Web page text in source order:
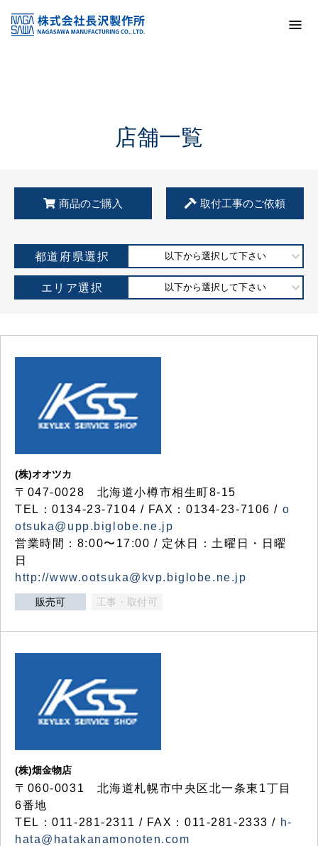
KSS加盟店・取扱店情報
店舗一覧
店舗一覧
商品のご購入 取付工事のご依頼
都道府県選択 以下から選択して下さい
エリア選択 以下から選択して下さい
(株)オオツカ
〒047-0028 北海道小樽市相生町8-15
TEL：0134-23-7104 / FAX：0134-23-7106 / o
otsuka@upp.biglobe.ne.jp
営業時間：8:00〜17:00 / 定休日：土曜日・日曜
日
http://www.ootsuka@kvp.biglobe.ne.jp
販売可 工事・取付可
(株)畑金物店
〒060-0031 北海道札幌市中央区北一条東1丁目
6番地
TEL：011-281-2311 / FAX：011-281-2333 / h-
hata@hatakanamonoten.com